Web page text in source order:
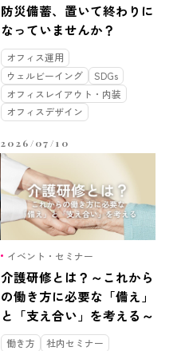
防災備蓄、置いて終わりに
なっていませんか？
オフィス運用
ウェルビーイング
SDGs
オフィスレイアウト・内装
オフィスデザイン
2026/07/10
イベント・セミナー
介護研修とは？～これから
の働き方に必要な「備え」
と「支え合い」を考える～
働き方
社内セミナー